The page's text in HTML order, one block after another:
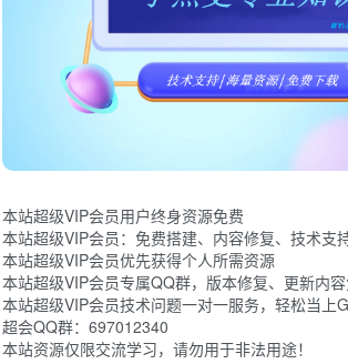
平台《牧场物语：矿石镇的伙伴们》及《
可以在充满大自然气息的牧场里，种植
本站超级VIP会员用户终身资源免费
本站超级VIP会员：免费搭建、内容修复、技术支
本站超级VIP会员优先获得个人所需资源
本站超级VIP会员专属QQ群，版本修复、更新内
本站超级VIP会员技术问题一对一服务，轻松当上
超会QQ群：697012340
本站资源仅限交流学习，请勿用于非法用途！